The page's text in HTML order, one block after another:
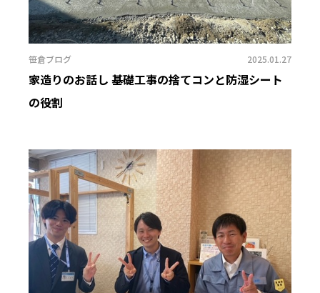
笹倉ブログ 2025.01.27
家造りのお話し 基礎工事の捨てコンと防湿シート
の役割